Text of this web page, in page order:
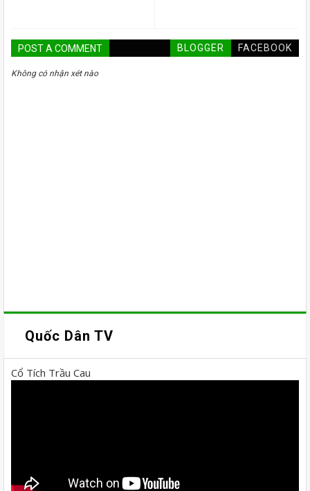
POST A COMMENT BLOGGER FACEBOOK
Không có nhận xét nào
Quốc Dân TV
Cổ Tích Trầu Cau